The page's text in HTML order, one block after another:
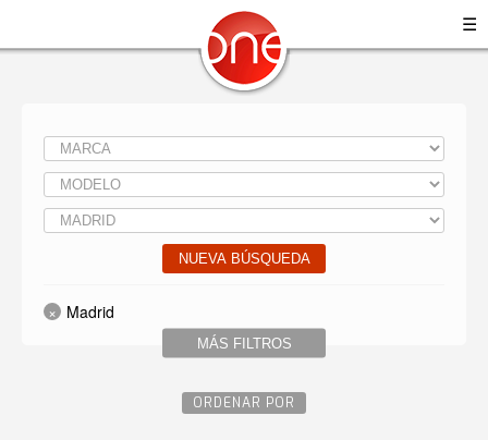
☰
NUEVA BÚSQUEDA
MÁS FILTROS
Madrid
ORDENAR POR